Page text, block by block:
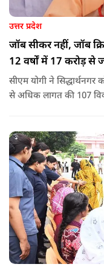
उत्तर प्रदेश
जॉब सीकर नहीं, जॉब
12 वर्षों में 17 करोड़ से
सीएम योगी ने
से अधिक लागत की 107
क्रिएटर बन रहे हैं देश के